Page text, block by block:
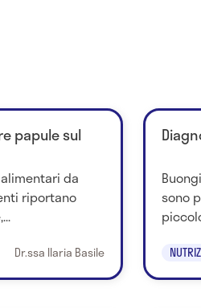
papule sul
da
riportano
Dr.ssa Ilaria Basile
sono